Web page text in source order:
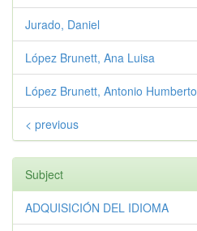
Jurado, Daniel
López Brunett, Ana Luisa
López Brunett, Antonio Humberto
< previous
Subject
ADQUISICIÓN DEL IDIOMA